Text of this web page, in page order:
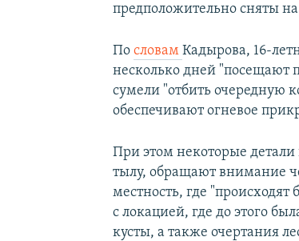
предположительно сняты
ПословамКадырова, 16-
несколько дней "посещают
сумели "отбить очередную
обеспечивают огневое
При этом некоторые детали
тылу, обращают внимание
местность, где
с локацией, где до этого
кусты, а также очертания